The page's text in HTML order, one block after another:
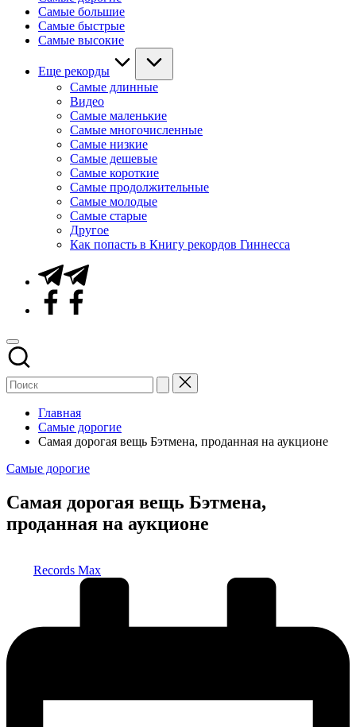
Самые большие
Самые быстрые
Самые высокие
Еще рекорды
Самые длинные
Видео
Самые маленькие
Самые многочисленные
Самые низкие
Самые дешевые
Самые короткие
Самые продолжительные
Самые молодые
Самые старые
Другое
Как попасть в Книгу рекордов Гиннесса
Telegram
Facebook
Главная
Самые дорогие
Самая дорогая вещь Бэтмена, проданная на аукционе
Опубликовано
Самые дорогие
Самая дорогая вещь Бэтмена,
проданная на аукционе
Records Max